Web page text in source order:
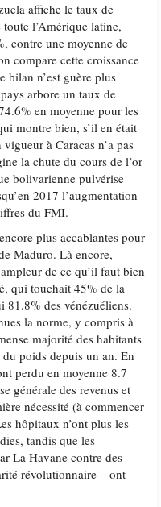
affiche le taux de
l’Amérique latine,
contre une moyenne de
compare cette croissance
bilan n’est guère plus
arbore un taux de
en moyenne pour les
montre bien, s’il en était
à Caracas n’a pas
la chute du cours de l’or
bolivarienne pulvérise
2017 l’augmentation
du FMI.
plus accablantes pour
Maduro. Là encore,
de ce qu’il faut bien
qui touchait 45% de la
81.8% des vénézuéliens.
la norme, y compris à
majorité des habitants
poids depuis un an. En
perdu en moyenne 8.7
générale des revenus et
nécessité (à commencer
hôpitaux n’ont plus les
tandis que les
La Havane contre des
révolutionnaire – ont